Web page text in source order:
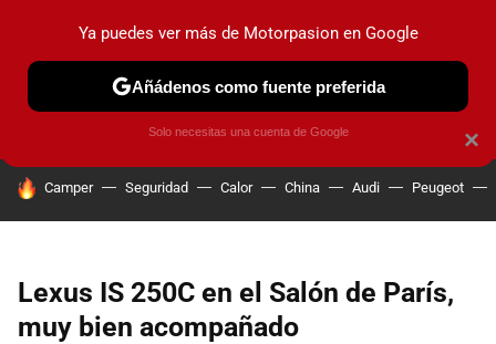
PRUEBAS COCHES ELÉCTRICOS OBSERVATORIO
HOY SE HABLA DE
Camper Seguridad Calor China Audi Peugeot
Lexus IS 250C en el Salón de París,
muy bien acompañado
×
Ya puedes ver más de Motorpasion en Google
Añádenos como fuente preferida
Solo necesitas una cuenta de Google